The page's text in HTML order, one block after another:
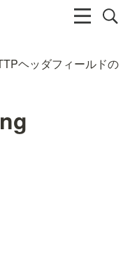
ヘッダフィールドの